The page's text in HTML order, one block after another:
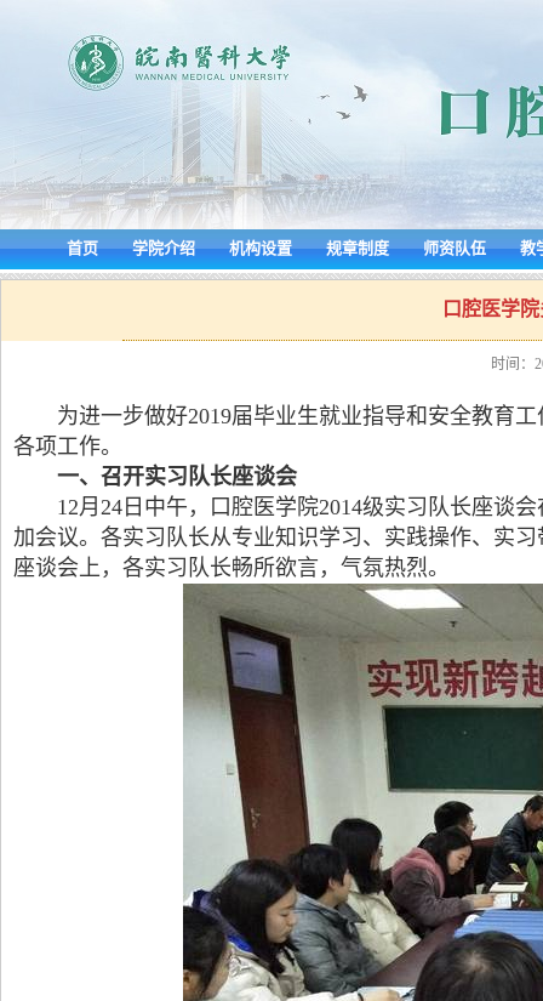
首页 学院介绍 机构设置 规章制度 师资队伍 教
口腔医学
时间：
为进一步做好2019届毕业生就业指导和安全教育
各项工作。
一、召开实习队长座谈会
12月24日中午，口腔医学院2014级实习队长座谈
加会议。各实习队长从专业知识学习、实践操作、实
座谈会上，各实习队长畅所欲言，气氛热烈。